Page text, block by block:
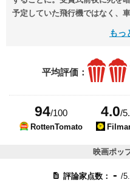
予定していた飛行機ではなく、
中、ふと彼は青年時代の夏を過
もっ
平均評価：
94/100
RottenTomato
4.0/
映画ポッ
評論家点数： - /